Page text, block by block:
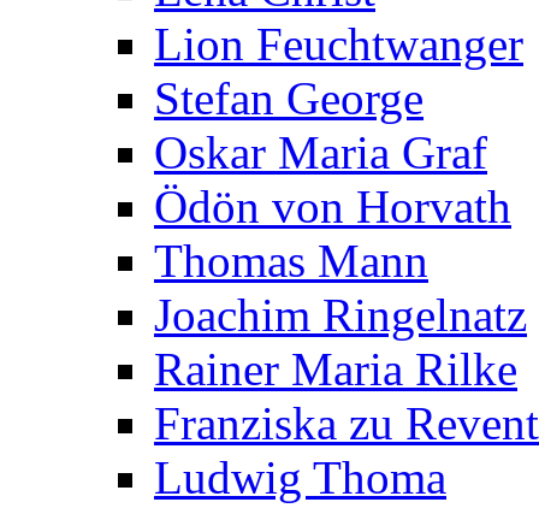
Lion Feuchtwanger
Stefan George
Oskar Maria Graf
Ödön von Horvath
Thomas Mann
Joachim Ringelnatz
Rainer Maria Rilke
Franziska zu
Ludwig Thoma